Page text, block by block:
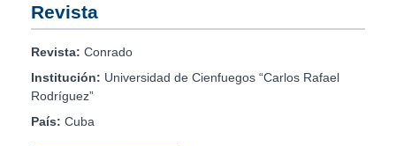
Revista
Revista: Conrado
Institución: Universidad de Cienfuegos “Carlos Rafael
Rodríguez”
País: Cuba